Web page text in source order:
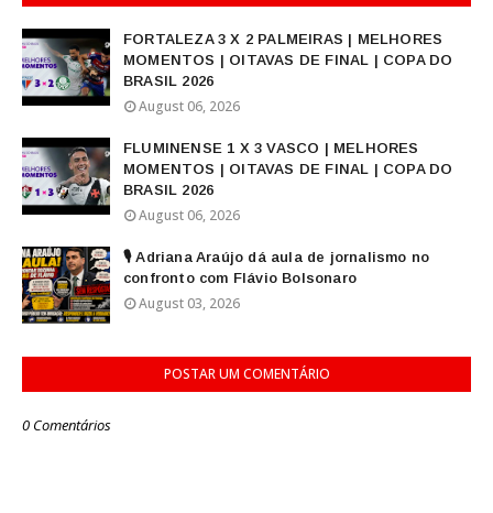
FORTALEZA 3 X 2 PALMEIRAS | MELHORES
MOMENTOS | OITAVAS DE FINAL | COPA DO
BRASIL 2026
August 06, 2026
FLUMINENSE 1 X 3 VASCO | MELHORES
MOMENTOS | OITAVAS DE FINAL | COPA DO
BRASIL 2026
August 06, 2026
🎙️ Adriana Araújo dá aula de jornalismo no
confronto com Flávio Bolsonaro
August 03, 2026
POSTAR UM COMENTÁRIO
0 Comentários